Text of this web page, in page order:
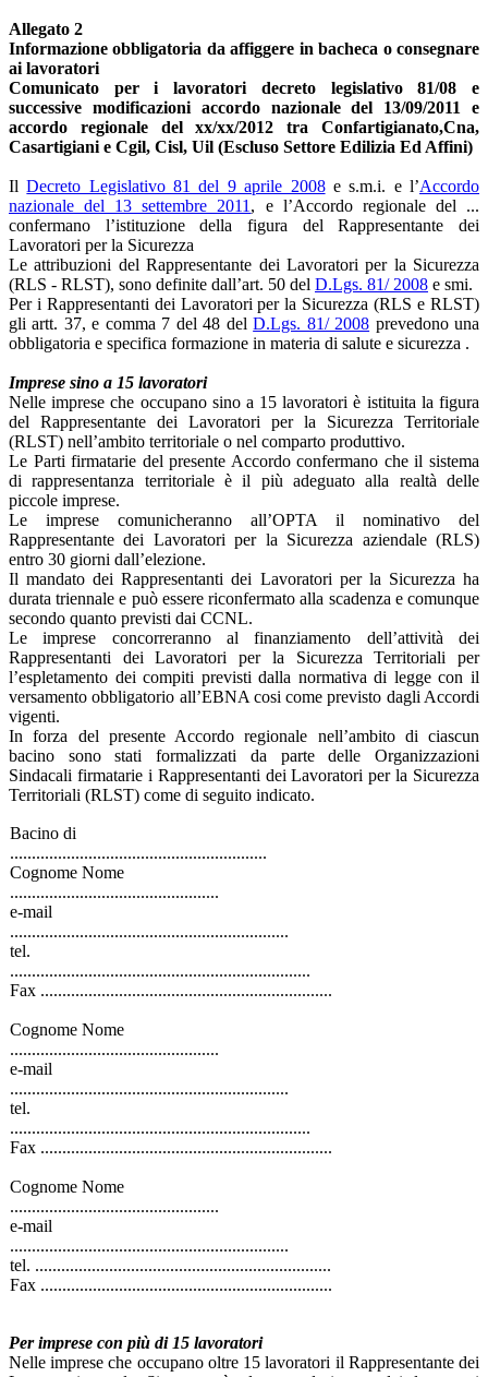
Allegato 2
Informazione obbligatoria da affiggere in bacheca o consegnare
ai lavoratori
Comunicato per i lavoratori decreto legislativo 81/08 e
successive modificazioni accordo nazionale del 13/09/2011 e
accordo regionale del xx/xx/2012 tra Confartigianato,Cna,
Casartigiani e Cgil, Cisl, Uil (Escluso Settore Edilizia Ed Affini)
IlDecreto Legislativo 81 del 9 aprile 2008e s.m.i. e l’Accordo
nazionale del 13 settembre 2011 , e l’Accordo regionale del ...
confermano l’istituzione della figura del Rappresentante dei
Lavoratori per la Sicurezza
Le attribuzioni del Rappresentante dei Lavoratori per la Sicurezza
(RLS - RLST), sono definite dall’art. 50 del D.Lgs. 81/ 2008 e smi.
Per i Rappresentanti dei Lavoratori per la Sicurezza (RLS e RLST)
gli artt. 37, e comma 7 del 48 delD.Lgs. 81/ 2008 prevedono una
obbligatoria e specifica formazione in materia di salute e sicurezza .
Imprese sino a 15 lavoratori
Nelle imprese che occupano sino a 15 lavoratori è istituita la figura
del Rappresentante dei Lavoratori per la Sicurezza Territoriale
(RLST) nell’ambito territoriale o nel comparto produttivo.
Le Parti firmatarie del presente Accordo confermano che il sistema
di rappresentanza territoriale è il più adeguato alla realtà delle
piccole imprese.
Le imprese comunicheranno all’OPTA il nominativo del
Rappresentante dei Lavoratori per la Sicurezza aziendale (RLS)
entro 30 giorni dall’elezione.
Il mandato dei Rappresentanti dei Lavoratori per la Sicurezza ha
durata triennale e può essere riconfermato alla scadenza e comunque
secondo quanto previsti dai CCNL.
Le imprese concorreranno al finanziamento dell’attività dei
Rappresentanti dei Lavoratori per la Sicurezza Territoriali per
l’espletamento dei compiti previsti dalla normativa di legge con il
versamento obbligatorio all’EBNA cosi come previsto dagli Accordi
vigenti.
In forza del presente Accordo regionale nell’ambito di ciascun
bacino sono stati formalizzati da parte delle Organizzazioni
Sindacali firmatarie i Rappresentanti dei Lavoratori per la Sicurezza
Territoriali (RLST) come di seguito indicato.
Bacino di
...........................................................
Cognome Nome
................................................
e-mail
................................................................
tel.
.....................................................................
Fax ...................................................................
Cognome Nome
................................................
e-mail
................................................................
tel.
.....................................................................
Fax ...................................................................
Cognome Nome
................................................
e-mail
................................................................
tel. ....................................................................
Fax ...................................................................
Per imprese con più di 15 lavoratori
Nelle imprese che occupano oltre 15 lavoratori il Rappresentante dei